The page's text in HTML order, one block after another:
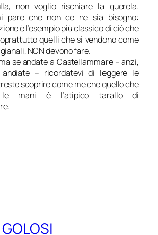
non voglio rischiare la querela.
pare che non ce ne sia bisogno:
è l’esempio più classico di ciò che
quelli che si vendono come
NON devono fare.
se andate a Castellammare – anzi,
andiate – ricordatevi di leggere le
scoprire come me che quello che
mani è l’atipico tarallo di